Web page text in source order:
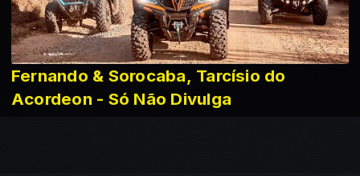
Fernando & Sorocaba, Tarcísio do
Acordeon - Só Não Divulga